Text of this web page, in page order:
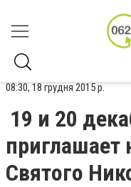
08:30, 18 грудня 2015 р.
19 и 20
приглашает
Святого